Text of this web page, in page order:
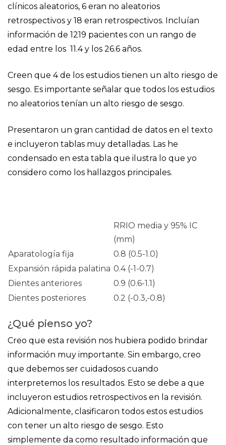
clínicos aleatorios, 6 eran no aleatorios
retrospectivos y 18 eran retrospectivos. Incluían
información de 1219 pacientes con un rango de
edad entre los 11.4 y los 26.6 años.
Creen que 4 de los estudios tienen un alto riesgo de
sesgo. Es importante señalar que todos los estudios
no aleatorios tenían un alto riesgo de sesgo.
Presentaron un gran cantidad de datos en el texto
e incluyeron tablas muy detalladas. Las he
condensado en esta tabla que ilustra lo que yo
considero como los hallazgos principales.
RRIO media y 95% IC
(mm)
Aparatología fija
0.8 (0.5-1.0)
Expansión rápida palatina 0.4 (-1-0.7)
Dientes anteriores
0.9 (0.6-1.1)
Dientes posteriores
0.2 (-0.3,-0.8)
¿Qué pienso yo?
Creo que esta revisión nos hubiera podido brindar
información muy importante. Sin embargo, creo
que debemos ser cuidadosos cuando
interpretemos los resultados. Esto se debe a que
incluyeron estudios retrospectivos en la revisión.
Adicionalmente, clasificaron todos estos estudios
con tener un alto riesgo de sesgo. Esto
simplemente da como resultado información que